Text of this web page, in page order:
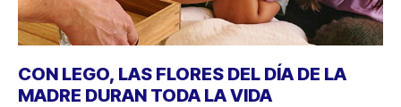
CON LEGO, LAS FLORES DEL DÍA DE LA
MADRE DURAN TODA LA VIDA